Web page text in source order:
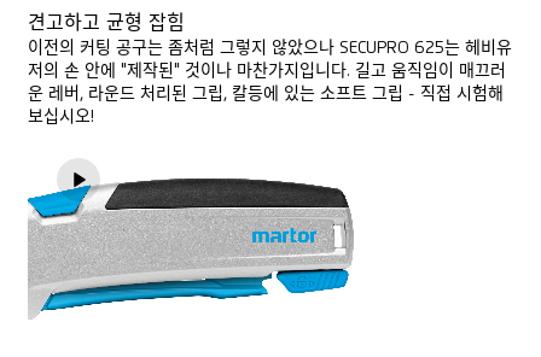
견고하고 균형 잡힘
이전의 커팅 공구는 좀처럼 그렇지 않았으나 SECUPRO 625는 헤비유
저의 손 안에 "제작된" 것이나 마찬가지입니다. 길고 움직임이 매끄러
운 레버, 라운드 처리된 그립, 칼등에 있는 소프트 그립 - 직접 시험해
보십시오!